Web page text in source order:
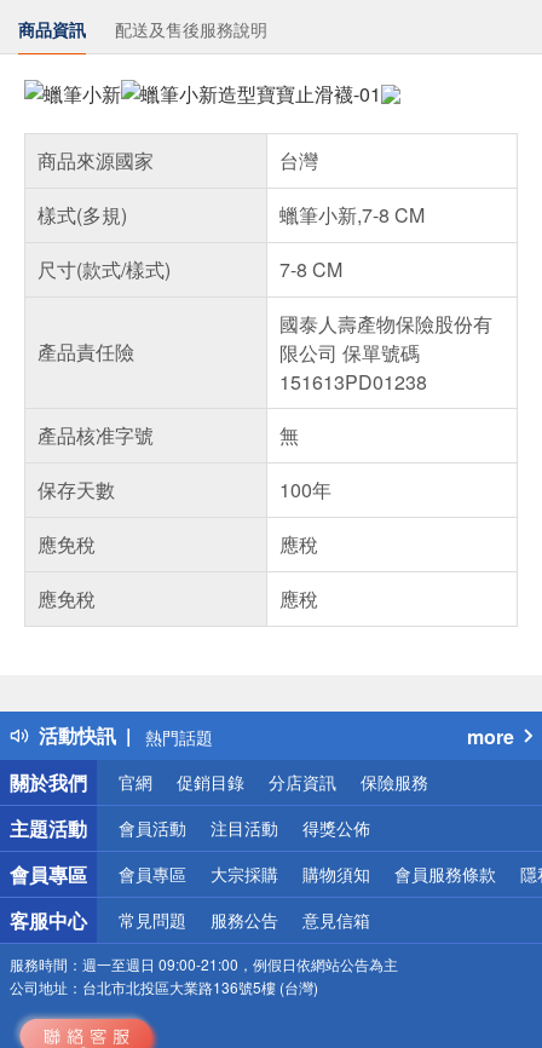
商品資訊 配送及售後服務說明
商品來源國家
台灣
樣式(多規)
蠟筆小新,7-8 CM
尺寸(款式/樣式)
7-8 CM
產品責任險
國泰人壽產物保險股份有
限公司 保單號碼
151613PD01238
產品核准字號
無
保存天數
100年
應免稅
應稅
應免稅
應稅
活動快訊
得獎公告
熱門話題
銀行優惠
偏遠地區配送
詐騙網頁！請小心！
more
關於我們
官網 促銷目錄 分店資訊 保險服務
主題活動 會員活動 注目活動 得獎公佈
會員專區 會員專區 大宗採購 購物須知 會員服務條款 隱
客服中心 常見問題 服務公告 意見信箱
服務時間： 週一至週日 09:00-21:00，例假日依網站公告為主
公司地址： 台北市北投區大業路136號5樓 (台灣)